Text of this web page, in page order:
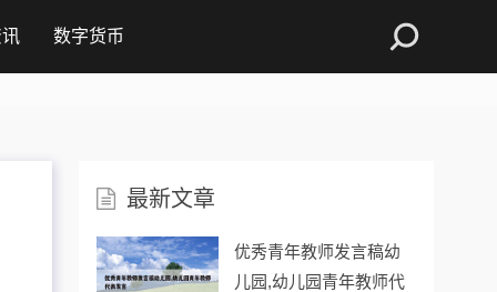
数字货币
最新文章
优秀青年教师发言稿幼
儿园,幼儿园青年教师代